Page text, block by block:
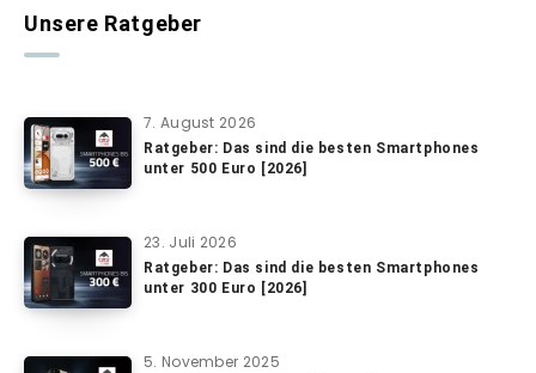
Unsere Ratgeber
7. August 2026
Ratgeber: Das sind die besten Smartphones
unter 500 Euro [2026]
23. Juli 2026
Ratgeber: Das sind die besten Smartphones
unter 300 Euro [2026]
5. November 2025